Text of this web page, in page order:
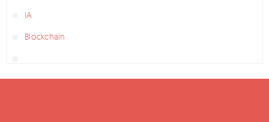
IA
Blockchain